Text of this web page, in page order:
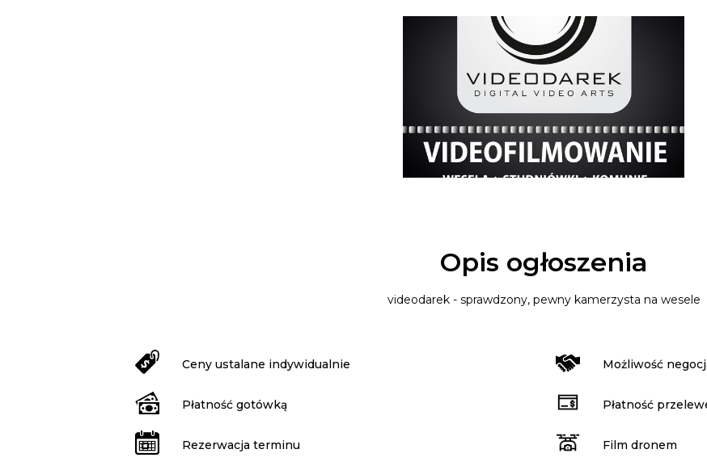
Opis ogłoszenia
videodarek - sprawdzony, pewny kamerzysta na wesele
Ceny ustalane indywidualnie Możliwość
Płatność gotówką Płatność
Rezerwacja terminu Film dronem